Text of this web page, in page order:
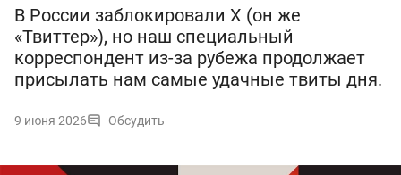
В России заблокировали X (он же
«Твиттер»), но наш специальный
корреспондент из-за рубежа продолжает
присылать нам самые удачные твиты дня.
9 июня 2026 Обсудить